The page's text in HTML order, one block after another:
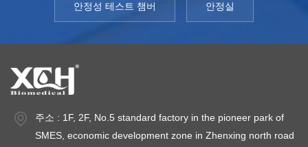
안정성 테스트 챔버 안정실
주소 : 1F, 2F, No.5 standard factory in the pioneer park of
SMES, economic development zone in Zhenxing north road